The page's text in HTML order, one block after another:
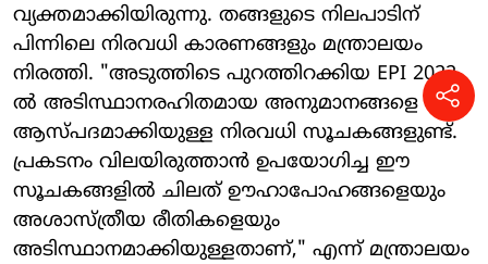
വ്യക്തമാക്കിയിരുന്നു. തങ്ങളുടെ നിലപാടിന്
പിന്നിലെ നിരവധി കാരണങ്ങളും മന്ത്രാലയം
നിരത്തി. "അടുത്തിടെ പുറത്തിറക്കിയ EPI 2022-
ൽ അടിസ്ഥാനരഹിതമായ അനുമാനങ്ങളെ
ആസ്പദമാക്കിയുള്ള നിരവധി സൂചകങ്ങളുണ്ട്.
പ്രകടനം വിലയിരുത്താൻ ഉപയോഗിച്ച ഈ
സൂചകങ്ങളിൽ ചിലത് ഊഹാപോഹങ്ങളെയും
അശാസ്ത്രീയ രീതികളെയും
അടിസ്ഥാനമാക്കിയുള്ളതാണ്," എന്ന് മന്ത്രാലയം